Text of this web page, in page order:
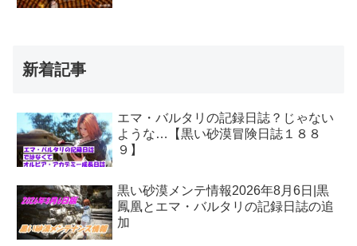
新着記事
エマ・バルタリの記録日誌？じゃない
ような…【黒い砂漠冒険日誌１８８
９】
黒い砂漠メンテ情報2026年8月6日|黒
鳳凰とエマ・バルタリの記録日誌の追
加